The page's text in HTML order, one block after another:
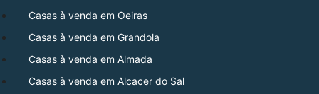
Casas à venda em Oeiras
Casas à venda em Grandola
Casas à venda em Almada
Casas à venda em Alcacer do Sal